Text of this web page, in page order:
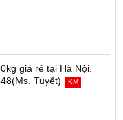
giá rẻ tại Hà Nội.
Tuyết)
KM